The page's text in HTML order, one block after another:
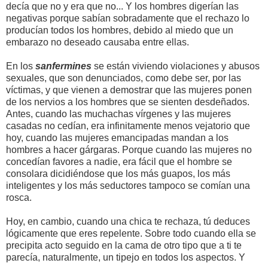
decía que no y era que no... Y los hombres digerían las
negativas porque sabían sobradamente que el rechazo lo
producían todos los hombres, debido al miedo que un
embarazo no deseado causaba entre ellas.
En los sanfermines se están viviendo violaciones y abusos
sexuales, que son denunciados, como debe ser, por las
víctimas, y que vienen a demostrar que las mujeres ponen
de los nervios a los hombres que se sienten desdeñados.
Antes, cuando las muchachas vírgenes y las mujeres
casadas no cedían, era infinitamente menos vejatorio que
hoy, cuando las mujeres emancipadas mandan a los
hombres a hacer gárgaras. Porque cuando las mujeres no
concedían favores a nadie, era fácil que el hombre se
consolara dicidiéndose que los más guapos, los más
inteligentes y los más seductores tampoco se comían una
rosca.
Hoy, en cambio, cuando una chica te rechaza, tú deduces
lógicamente que eres repelente. Sobre todo cuando ella se
precipita acto seguido en la cama de otro tipo que a ti te
parecía, naturalmente, un tipejo en todos los aspectos. Y